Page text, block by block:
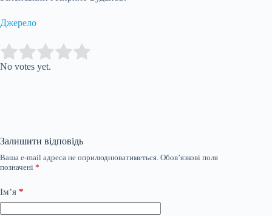
Джерело
Rate this item:
No votes yet.
Залишити відповідь
Ваша e-mail адреса не оприлюднюватиметься. Обов’язкові поля
позначені *
Ім’я *